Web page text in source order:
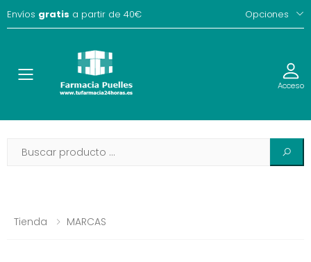
Envíos gratis a partir de 40€ Opciones
Toggle Acceso
Tienda MARCAS